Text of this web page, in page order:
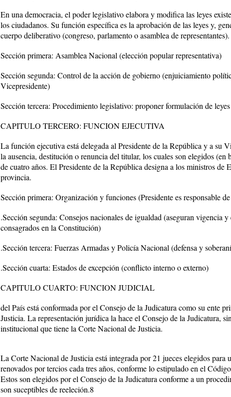
En una democracia, el poder legislativo elabora y modifica las leyes
los ciudadanos. Su función específica es la aprobación de las leyes y,
cuerpo deliberativo (congreso, parlamento o asamblea de representantes).
Sección primera: Asamblea Nacional (elección popular representativa)
Sección segunda: Control de la acción de gobierno (enjuiciamiento
Vicepresidente)
Sección tercera: Procedimiento legislativo: proponer formulación de leyes
CAPITULO TERCERO: FUNCION EJECUTIVA
La función ejecutiva está delegada al Presidente de la República y a su
la ausencia, destitución o renuncia del titular, los cuales son elegidos
de cuatro años. El Presidente de la República designa a los ministros de
provincia.
Sección primera: Organización y funciones (Presidente es responsable
.Sección segunda: Consejos nacionales de igualdad (aseguran vigencia
consagrados en la Constitución)
.Sección tercera: Fuerzas Armadas y Policía Nacional (defensa y
.Sección cuarta: Estados de excepción (conflicto interno o externo)
CAPITULO CUARTO: FUNCION JUDICIAL
del País está conformada por el Consejo de la Judicatura como su ente
Justicia. La representación jurídica la hace el Consejo de la Judicatura,
institucional que tiene la Corte Nacional de Justicia.
La Corte Nacional de Justicia está integrada por 21 jueces elegidos para
renovados por tercios cada tres años, conforme lo estipulado en el
Estos son elegidos por el Consejo de la Judicatura conforme a un
son suceptibles de reeleción.8